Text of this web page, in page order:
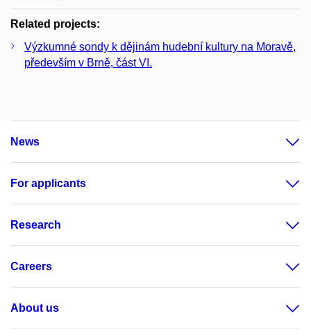
Related projects:
Výzkumné sondy k dějinám hudební kultury na Moravě,
především v Brně, část VI.
News
For applicants
Research
Careers
About us